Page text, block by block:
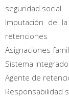
seguridad social
Imputación de
retenciones
Asignaciones
Sistema
Agente de
Responsabilidad